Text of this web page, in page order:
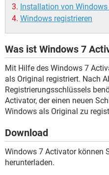
Installation von
Windows registrieren
Was ist Windows 7
Mit Hilfe des Windows 7
als Original registriert. Nach
Registrierungsschlüssels
Activator, der einen neuen
Windows als Original zu
Download
Windows 7 Activator können
herunterladen.